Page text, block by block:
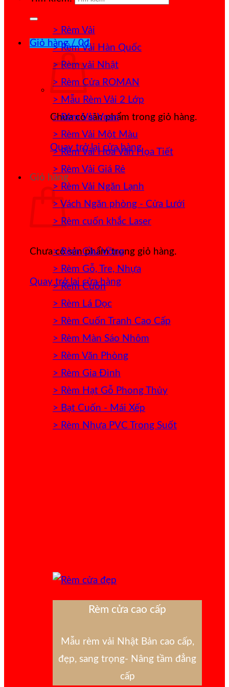
Giỏ hàng /0₫
Chưa có sản phẩm trong giỏ hàng.
Quay trở lại cửa hàng
Giỏ hàng
Chưa có sản phẩm trong giỏ hàng.
Quay trở lại cửa hàng
> Rèm Vải
> Rèm Vải Hàn Quốc
> Rèm vải Nhật
> Rèm Cửa ROMAN
> Mẫu Rèm Vải 2 Lớp
> Rèm Vải Voan
> Rèm Vải Một Màu
> Rèm Vải Hoa Văn Họa Tiết
> Rèm Vải Giá Rẻ
> Rèm Vải Ngăn Lạnh
> Vách Ngăn phòng - Cửa Lưới
> Rèm cuốn khắc Laser
> Rèm Cầu Vồng
> Rèm Gỗ, Tre, Nhựa
> Rèm Cuốn
> Rèm Lá Dọc
> Rèm Cuốn Tranh Cao Cấp
> Rèm Màn Sáo Nhôm
> Rèm Văn Phòng
> Rèm Gia Đình
> Rèm Hạt Gỗ Phong Thủy
> Bạt Cuốn - Mái Xếp
> Rèm Nhựa PVC Trong Suốt
Rèm cửa cao cấp
Mẫu rèm vải Nhật Bản cao cấp,
đẹp, sang trọng- Nâng tầm đẳng
cấp